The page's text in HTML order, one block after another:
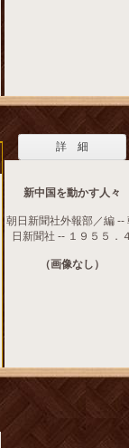
詳 細
新中国を動かす人々
朝日新聞社外報部／編 --
日新聞社 -- １９５５．
（画像なし）